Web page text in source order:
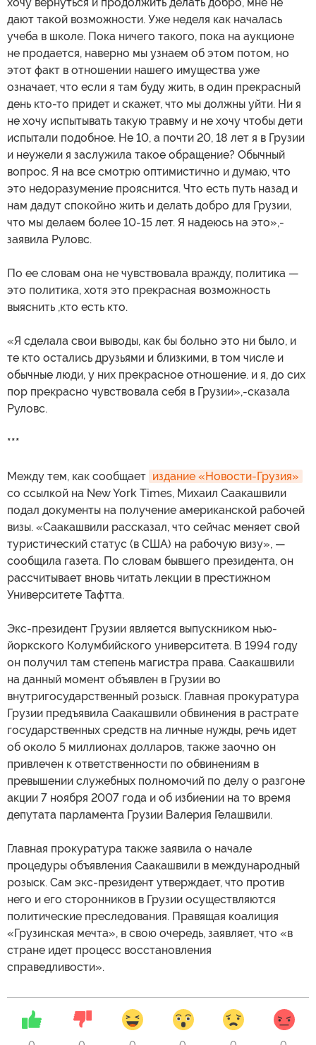
дают такой возможности. Уже неделя как началась
учеба в школе. Пока ничего такого, пока на аукционе
не продается, наверно мы узнаем об этом потом, но
этот факт в отношении нашего имущества уже
означает, что если я там буду жить, в один прекрасный
день кто-то придет и скажет, что мы должны уйти. Ни я
не хочу испытывать такую травму и не хочу чтобы дети
испытали подобное. Не 10, а почти 20, 18 лет я в Грузии
и неужели я заслужила такое обращение? Обычный
вопрос. Я на все смотрю оптимистично и думаю, что
это недоразумение прояснится. Что есть путь назад и
нам дадут спокойно жить и делать добро для Грузии,
что мы делаем более 10-15 лет. Я надеюсь на это»,-
заявила Руловс.
По ее словам она не чувствовала вражду, политика —
это политика, хотя это прекрасная возможность
выяснить ,кто есть кто.
«Я сделала свои выводы, как бы больно это ни было, и
те кто остались друзьями и близкими, в том числе и
обычные люди, у них прекрасное отношение. и я, до сих
пор прекрасно чувствовала себя в Грузии»,-сказала
Руловс.
***
Между тем, как сообщает издание «Новости-Грузия»
со ссылкой на New York Times, Михаил Саакашвили
подал документы на получение американской рабочей
визы. «Саакашвили рассказал, что сейчас меняет свой
туристический статус (в США) на рабочую визу», —
сообщила газета. По словам бывшего президента, он
рассчитывает вновь читать лекции в престижном
Университете Тафтта.
Экс-президент Грузии является выпускником нью-
йоркского Колумбийского университета. В 1994 году
он получил там степень магистра права. Саакашвили
на данный момент объявлен в Грузии во
внутригосударственный розыск. Главная прокуратура
Грузии предъявила Саакашвили обвинения в растрате
государственных средств на личные нужды, речь идет
об около 5 миллионах долларов, также заочно он
привлечен к ответственности по обвинениям в
превышении служебных полномочий по делу о разгоне
акции 7 ноября 2007 года и об избиении на то время
депутата парламента Грузии Валерия Гелашвили.
Главная прокуратура также заявила о начале
процедуры объявления Саакашвили в международный
розыск. Сам экс-президент утверждает, что против
него и его сторонников в Грузии осуществляются
политические преследования. Правящая коалиция
«Грузинская мечта», в свою очередь, заявляет, что «в
стране идет процесс восстановления
справедливости».